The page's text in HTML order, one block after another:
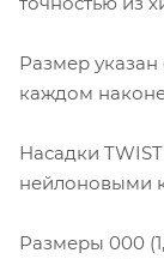
Размер
каждом
Насадки
нейлоновыми
Размеры 000